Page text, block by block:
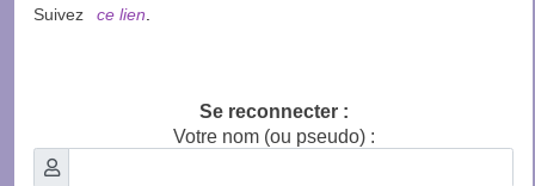
Suivez ce lien
Se reconnecter :
Votre nom (ou pseudo) :